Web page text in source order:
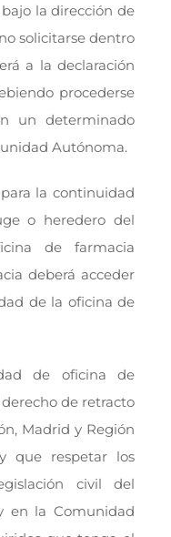
la dirección de
solicitarse dentro
a la declaración
procederse
un determinado
Autónoma.
la continuidad
o heredero del
de farmacia
deberá acceder
de la oficina de
de oficina de
de retracto
Madrid y Región
que respetar los
civil del
en la Comunidad